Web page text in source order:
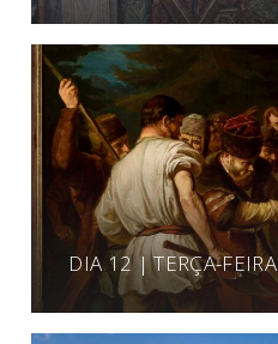
DIA 12 | TERÇA-FEIRA